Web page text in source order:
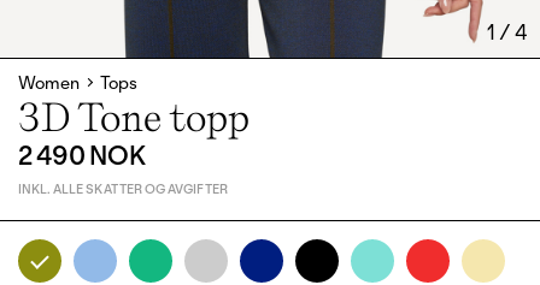
Women Tops
3D Tone topp
2 490 NOK
INKL. ALLE SKATTER OG AVGIFTER
1 /4